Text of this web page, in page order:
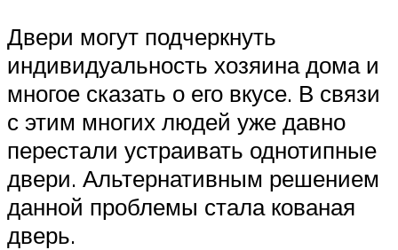
Двери могут подчеркнуть
индивидуальность хозяина дома и
многое сказать о его вкусе. В связи
с этим многих людей уже давно
перестали устраивать однотипные
двери. Альтернативным решением
данной проблемы стала кованая
дверь.